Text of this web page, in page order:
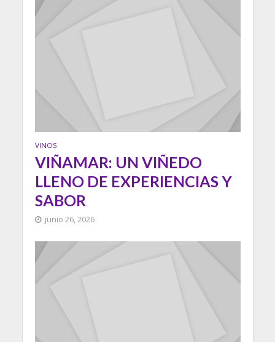
VINOS
VIÑAMAR: UN VIÑEDO
LLENO DE EXPERIENCIAS Y
SABOR
junio 26, 2026